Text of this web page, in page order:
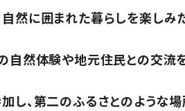
然に囲まれた暮らしを楽しみ
自然体験や地元住民との交流
し、第二のふるさとのような